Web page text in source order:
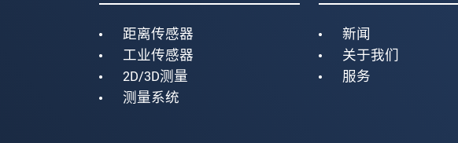
距离传感器
工业传感器
2D/3D测量
测量系统
新闻
关于我们
服务